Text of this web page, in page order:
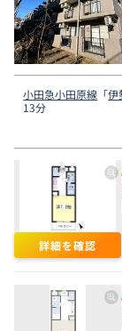
小田急小田原線 「伊
13分
詳細を確認